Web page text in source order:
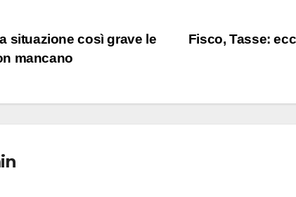
Fisco, Tasse:
situazione così grave le
mancano